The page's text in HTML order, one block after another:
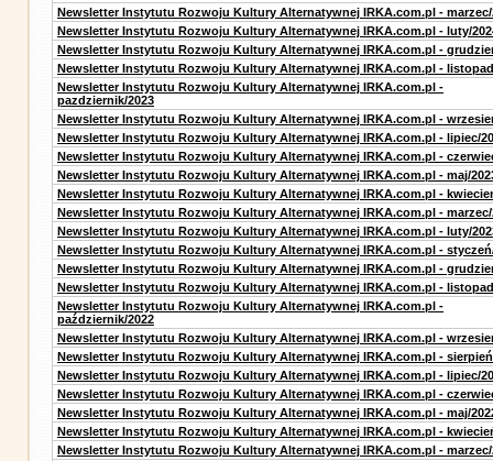
Newsletter Instytutu Rozwoju Kultury Alternatywnej IRKA.com.pl - marzec/
Newsletter Instytutu Rozwoju Kultury Alternatywnej IRKA.com.pl - luty/
Newsletter Instytutu Rozwoju Kultury Alternatywnej IRKA.com.pl -
Newsletter Instytutu Rozwoju Kultury Alternatywnej IRKA.com.pl -
Newsletter Instytutu Rozwoju Kultury Alternatywnej IRKA.com.pl -
pazdziernik/2023
Newsletter Instytutu Rozwoju Kultury Alternatywnej IRKA.com.pl -
Newsletter Instytutu Rozwoju Kultury Alternatywnej IRKA.com.pl - lipiec/
Newsletter Instytutu Rozwoju Kultury Alternatywnej IRKA.com.pl -
Newsletter Instytutu Rozwoju Kultury Alternatywnej IRKA.com.pl - maj/
Newsletter Instytutu Rozwoju Kultury Alternatywnej IRKA.com.pl -
Newsletter Instytutu Rozwoju Kultury Alternatywnej IRKA.com.pl - marzec/
Newsletter Instytutu Rozwoju Kultury Alternatywnej IRKA.com.pl - luty/
Newsletter Instytutu Rozwoju Kultury Alternatywnej IRKA.com.pl -
Newsletter Instytutu Rozwoju Kultury Alternatywnej IRKA.com.pl -
Newsletter Instytutu Rozwoju Kultury Alternatywnej IRKA.com.pl -
Newsletter Instytutu Rozwoju Kultury Alternatywnej IRKA.com.pl -
październik/2022
Newsletter Instytutu Rozwoju Kultury Alternatywnej IRKA.com.pl -
Newsletter Instytutu Rozwoju Kultury Alternatywnej IRKA.com.pl -
Newsletter Instytutu Rozwoju Kultury Alternatywnej IRKA.com.pl - lipiec/
Newsletter Instytutu Rozwoju Kultury Alternatywnej IRKA.com.pl -
Newsletter Instytutu Rozwoju Kultury Alternatywnej IRKA.com.pl - maj/
Newsletter Instytutu Rozwoju Kultury Alternatywnej IRKA.com.pl -
Newsletter Instytutu Rozwoju Kultury Alternatywnej IRKA.com.pl - marzec/